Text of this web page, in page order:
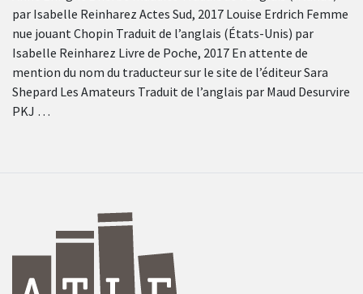
par Isabelle Reinharez Actes Sud, 2017 Louise Erdrich Femme
nue jouant Chopin Traduit de l’anglais (États-Unis) par
Isabelle Reinharez Livre de Poche, 2017 En attente de
mention du nom du traducteur sur le site de l’éditeur Sara
Shepard Les Amateurs Traduit de l’anglais par Maud Desurvire
PKJ …